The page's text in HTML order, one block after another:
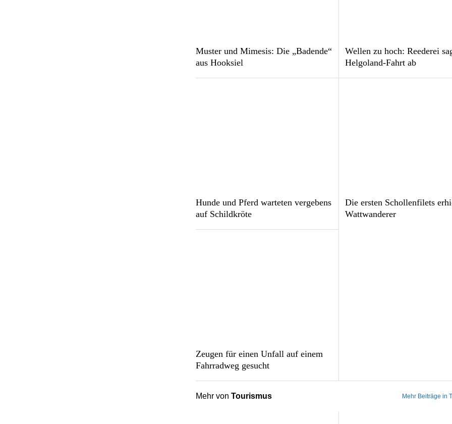
Muster und Mimesis: Die „Badende“
aus Hooksiel
Wellen zu hoch: Reederei
Helgoland-Fahrt ab
Hunde und Pferd warteten vergebens
auf Schildkröte
Die ersten Schollenfilets
Wattwanderer
Zeugen für einen Unfall auf einem
Fahrradweg gesucht
Mehr von Tourismus Mehr Beiträge in